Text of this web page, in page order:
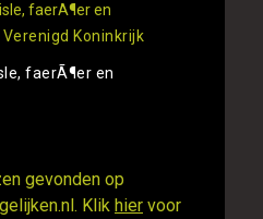
Koninkrijk
faerÃ¶er en
gevonden op
Klik hier voor